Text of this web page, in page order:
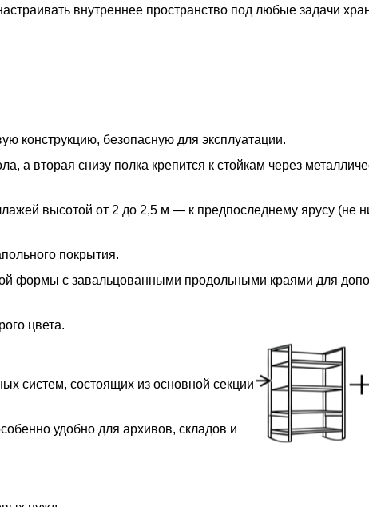
внутреннее пространство под любые задачи
конструкцию, безопасную для эксплуатации.
вторая снизу полка крепится к стойкам через
высотой от 2 до 2,5 м — к предпоследнему ярусу (не
покрытия.
формы с завальцованными продольными краями для
цвета.
систем, состоящих из основной секции
удобно для архивов, складов и